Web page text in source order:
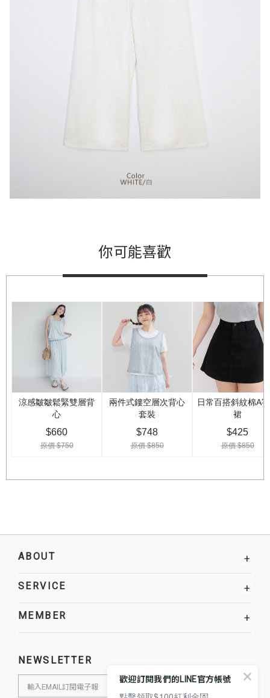
你可能喜歡
ABOUT +
SERVICE +
MEMBER +
NEWSLETTER
歡迎訂閱我們的LINE官方帳號